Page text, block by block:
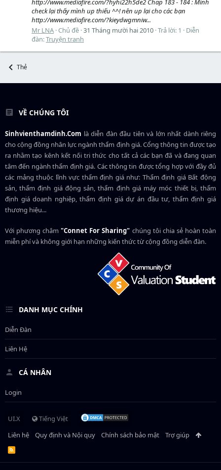
http://www.mediafire.com/?hyhi22h5de2 Chap 183 - 184 : Mình
check lại thấy mình up thiếu ^^! nên up lại cho các bạn
http://www.mediafire.com/?kieydwgmniw...
Mr LNA Chủ đề 31 Tháng mười hai 2010 Trả lời: 1
Diễn
đàn:Truyện tranh
Thẻ
VỀ CHÚNG TÔI
Sinhvienthamdinh.Com là diễn đàn đầu tiên và lớn nhất dành riêng
cho cộng đồng nhân lực ngànhthẩm định giá. Cổng thông tin được tạo
ra nhằm tạo kênh kết nối tri thức cho tất cả các bạn đã và đang quan
tâm đến ngành thẩm định giá. Các thông tin được tổng hợp với đầy đủ
các mảng thuộc lĩnh vực thẩm định giá như: Thẩm định giá Bất động
sản, thẩm định giá động sản, thẩm định giá máy móc thiết bị, thẩm
định giá doanh nghiệp, thẩm định giá dự án đầu tư, thẩm định giá
thương hiệu...
Với phương châm"Connet For Sharing" chúng tôi chia sẻ hoàn toàn
miễn phí và không giới hạn những kiến thức từ cộng đồng diễn đàn.
DANH MỤC CHÍNH
Diễn Đàn
Liên Hệ
CÁ NHÂN
Login
UI.X
Tiếng Việt
Liên hệ
Quy định và Nội quy Chính sách bảo mật Trợ giúp
R
S
S